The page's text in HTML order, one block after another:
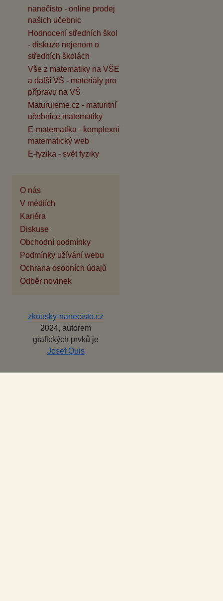
nanečisto - online prodej
našich učebnic
Hodnocení středních škol
- diskuze nejenom o
středních školách
Vše z matematiky na VŠE
a další VŠ - materiály pro
přípravu na VŠ
Maturujeme.cz - maturitní
učebnice matematiky
E-matematika - komplexní
matematický web
E-fyzika - svět fyziky
O nás
V médiích
Kariéra
Diskuse
Obchodní podmínky
Podmínky užívání webu
Ochrana osobních údajů
Odběr novinek
zkousky-nanecisto.cz
2024, autorem
grafických prvků je
Josef Quis